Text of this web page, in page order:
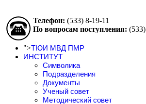
Телефон: (533) 8-19-11
По вопросам поступления: (533)
">ТЮИ МВД ПМР
ИНСТИТУТ
Символика
Подразделения
Документы
Ученый совет
Методический совет